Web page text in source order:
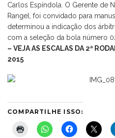
Carlos Espíndola. O Gerente de
Rangel, foi convidado para
determinou a indicação dos
com a seleção da bola número
– VEJA AS ESCALAS DA 2ª
2015
COMPARTILHE ISSO: